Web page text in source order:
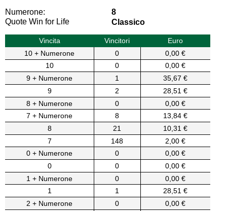
Numerone:
8
Quote Win for Life
Classico
Vincita Vincitori
Euro
10 + Numerone
0
0,00 €
10
0
0,00 €
9 + Numerone
1
35,67 €
9
2
28,51 €
8 + Numerone
0
0,00 €
7 + Numerone
8
13,84 €
8
21
10,31 €
7
148
2,00 €
0 + Numerone
0
0,00 €
0
0
0,00 €
1 + Numerone
0
0,00 €
1
1
28,51 €
2 + Numerone
0
0,00 €